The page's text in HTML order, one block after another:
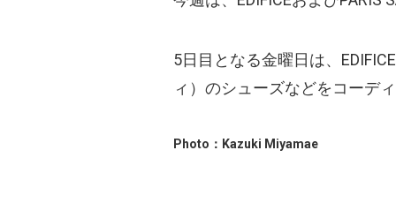
5日目となる金曜日は、
ィ）のシューズなどをコーデ
Photo：Kazuki Miyamae